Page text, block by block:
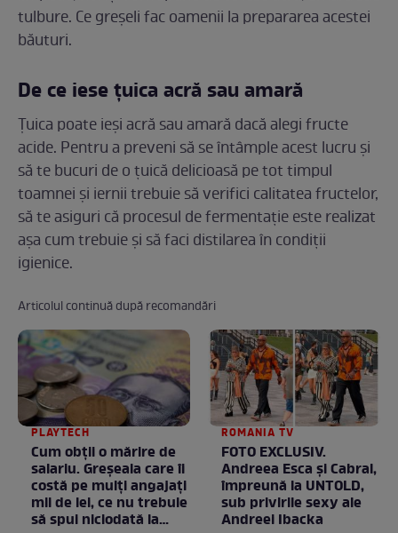
tulbure. Ce greșeli fac oamenii la prepararea acestei
băuturi.
De ce iese țuica acră sau amară
Țuica poate ieși acră sau amară dacă alegi fructe
acide. Pentru a preveni să se întâmple acest lucru și
să te bucuri de o țuică delicioasă pe tot timpul
toamnei și iernii trebuie să verifici calitatea fructelor,
să te asiguri că procesul de fermentație este realizat
așa cum trebuie și să faci distilarea în condiții
igienice.
Articolul continuă după recomandări
PLAYTECH
Cum obții o mărire de
salariu. Greșeala care îi
costă pe mulți angajați
mii de lei, ce nu trebuie
să spui niciodată la
ROMANIA TV
FOTO EXCLUSIV.
Andreea Esca şi Cabral,
împreună la UNTOLD,
sub privirile sexy ale
Andreei Ibacka